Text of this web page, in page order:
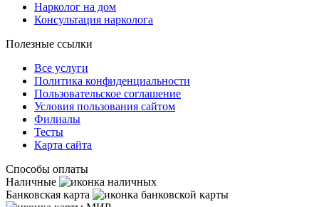
Нарколог на дом
Консультация нарколога
Полезные ссылки
Все услуги
Политика конфиденциальности
Пользовательское cоглашение
Условия пользования сайтом
Филиалы
Тесты
Карта сайта
Способы оплаты
Наличные
Банковская карта